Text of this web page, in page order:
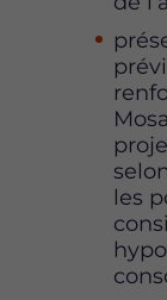
les